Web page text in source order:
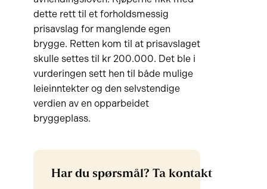
dette rett til et forholdsmessig
prisavslag for manglende egen
brygge. Retten kom til at prisavslaget
skulle settes til kr 200.000. Det ble i
vurderingen sett hen til både mulige
leieinntekter og den selvstendige
verdien av en opparbeidet
bryggeplass.
Har du spørsmål? Ta kontakt